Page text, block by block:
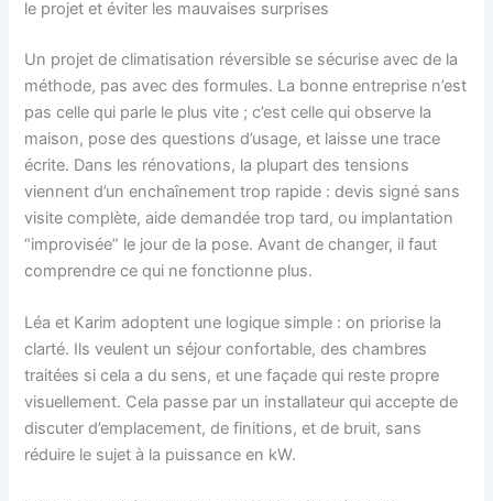
le projet et éviter les mauvaises surprises
Un projet de climatisation réversible se sécurise avec de la
méthode, pas avec des formules. La bonne entreprise n’est
pas celle qui parle le plus vite ; c’est celle qui observe la
maison, pose des questions d’usage, et laisse une trace
écrite. Dans les rénovations, la plupart des tensions
viennent d’un enchaînement trop rapide : devis signé sans
visite complète, aide demandée trop tard, ou implantation
“improvisée” le jour de la pose. Avant de changer, il faut
comprendre ce qui ne fonctionne plus.
Léa et Karim adoptent une logique simple : on priorise la
clarté. Ils veulent un séjour confortable, des chambres
traitées si cela a du sens, et une façade qui reste propre
visuellement. Cela passe par un installateur qui accepte de
discuter d’emplacement, de finitions, et de bruit, sans
réduire le sujet à la puissance en kW.